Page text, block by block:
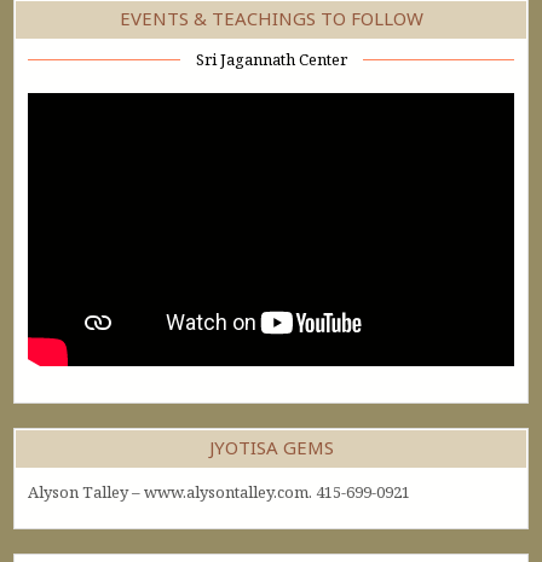
EVENTS & TEACHINGS TO FOLLOW
Sri Jagannath Center
JYOTISA GEMS
Alyson Talley – www.alysontalley.com. 415-699-0921